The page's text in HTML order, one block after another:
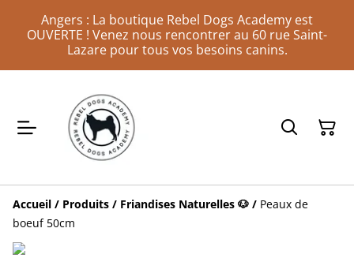
Angers : La boutique Rebel Dogs Academy est
OUVERTE ! Venez nous rencontrer au 60 rue Saint-
Lazare pour tous vos besoins canins.
Accueil / Produits / Friandises Naturelles 🐶 / Peaux de
boeuf 50cm